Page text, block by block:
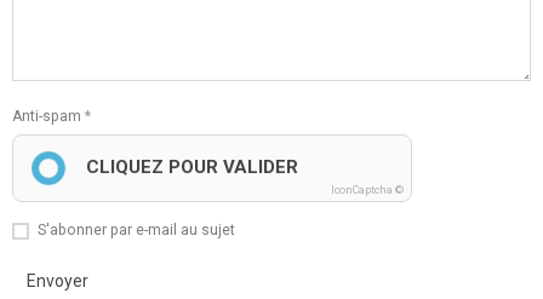
Anti-spam
CLIQUEZ POUR VALIDER
IconCaptcha ©
S'abonner par e-mail au sujet
Envoyer